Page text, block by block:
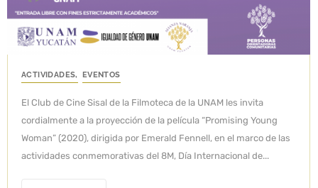
ACTIVIDADES, EVENTOS
El Club de Cine Sisal de la Filmoteca de la UNAM les invita
cordialmente a la proyección de la película “Promising Young
Woman” (2020), dirigida por Emerald Fennell, en el marco de las
actividades conmemorativas del 8M, Día Internacional de...